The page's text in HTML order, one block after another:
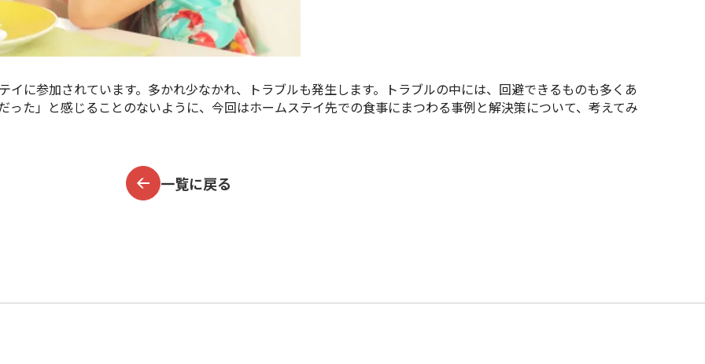
イに参加されています。多かれ少なかれ、トラブルも発生します。トラブルの中には、回避できるものも多くあ
った」と感じることのないように、今回はホームステイ先での食事にまつわる事例と解決策について、考えてみ
一覧に戻る